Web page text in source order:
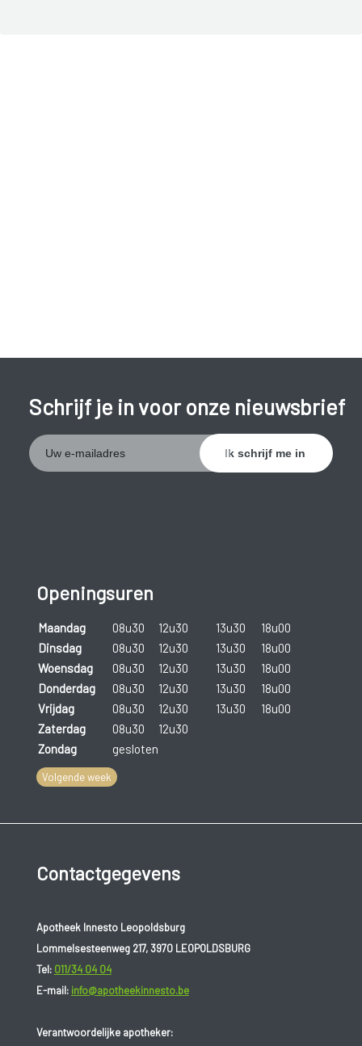
tijdelijk aangelegd worden om de darm tot rust te laten
Schrijf je in voor onze nieuwsbrief
Openingsuren
Maandag 08u30 12u30 13u30
18u00
Dinsdag
08u30 12u30 13u30
18u00
Woensdag
08u30 12u30 13u30
18u00
Donderdag
08u30 12u30 13u30
18u00
Vrijdag
08u30 12u30 13u30
18u00
Zaterdag
08u30
12u30
Zondag
gesloten
Volgende week
Contactgegevens
Apotheek Innesto Leopoldsburg
Lommelsesteenweg 217, 3970 LEOPOLDSBURG
Tel: 011/34 04 04
E-mail: info@apotheekinnesto.be
Verantwoordelijke apotheker: